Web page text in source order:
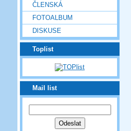
ČLENSKÁ
FOTOALBUM
DISKUSE
Toplist
Mail list